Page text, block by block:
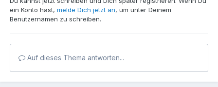
ein Konto hast, melde Dich jetzt an, um unter Deinem
Benutzernamen zu schreiben.
Auf dieses Thema antworten...